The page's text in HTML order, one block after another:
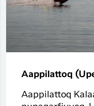
Aappilattoq
Aappilattoq